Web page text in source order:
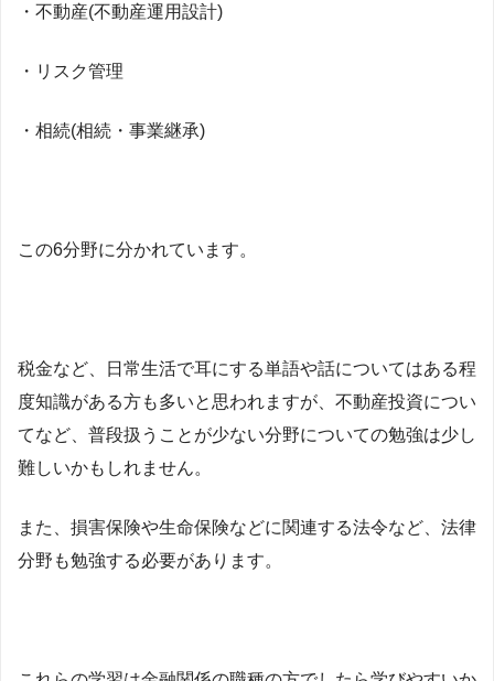
・不動産(不動産運用設計)
・リスク管理
・相続(相続・事業継承)
この6分野に分かれています。
税金など、日常生活で耳にする単語や話についてはある程
度知識がある方も多いと思われますが、不動産投資につい
てなど、普段扱うことが少ない分野についての勉強は少し
難しいかもしれません。
また、損害保険や生命保険などに関連する法令など、法律
分野も勉強する必要があります。